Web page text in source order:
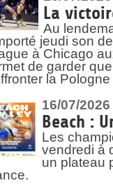
La
Au
jeudi son
à Chicago
de garder
la
16/07/2026
Beach :
Les
vendredi à
un plateau